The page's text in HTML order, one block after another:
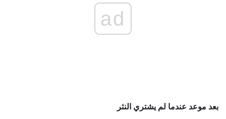
ad
بعد موعد عندما لم يشتري النثر